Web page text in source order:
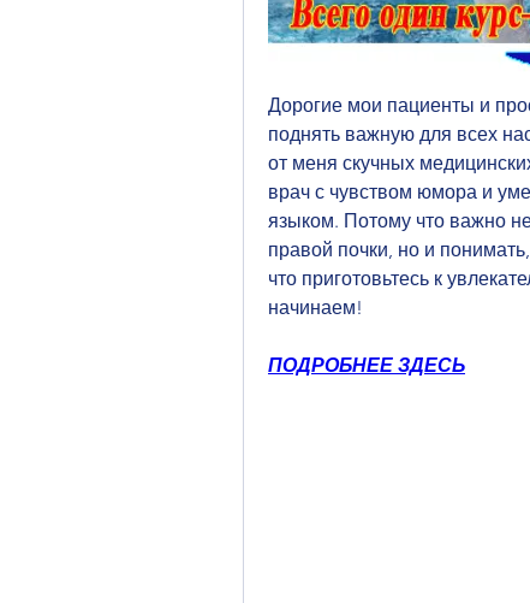
Дорогие мои пациенты и
поднять важную для всех
от меня скучных
врач с чувством юмора и
языком. Потому что важно не
правой почки, но и
что приготовьтесь к
начинаем!
ПОДРОБНЕЕ ЗДЕСЬ